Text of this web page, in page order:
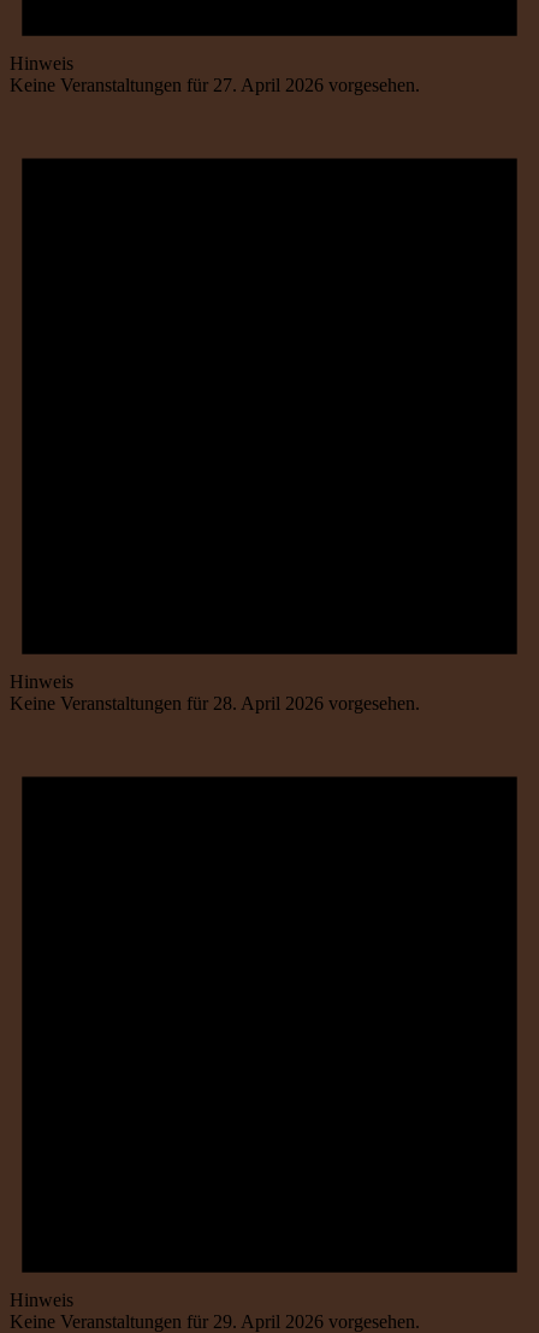
Hinweis
Keine Veranstaltungen für 27. April 2026 vorgesehen.
Hinweis
Keine Veranstaltungen für 28. April 2026 vorgesehen.
Hinweis
Keine Veranstaltungen für 29. April 2026 vorgesehen.